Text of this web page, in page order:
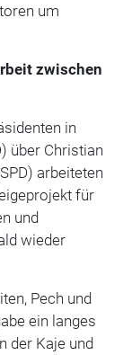
um
zwischen
in
über Christian
arbeiteten
für
und
wieder
Pech und
ein langes
der Kaje und